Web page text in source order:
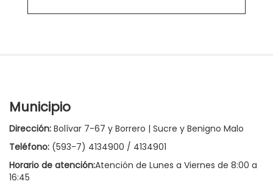
Municipio
Dirección: Bolívar 7-67 y Borrero | Sucre y Benigno Malo
Teléfono: (593-7) 4134900 / 4134901
Horario de atención:Atención de Lunes a Viernes de 8:00 a
16:45